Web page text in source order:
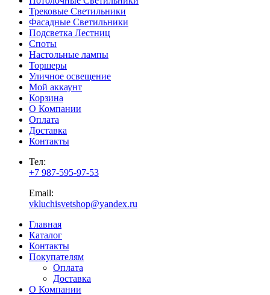
Трековые Светильники
Фасадные Светильники
Подсветка Лестниц
Споты
Настольные лампы
Торшеры
Уличное освещение
Мой аккаунт
Корзина
О Компании
Оплата
Доставка
Контакты
Тел:
+7 987-595-97-53
Email:
vkluchisvetshop@yandex.ru
Главная
Каталог
Контакты
Покупателям
Оплата
Доставка
О Компании